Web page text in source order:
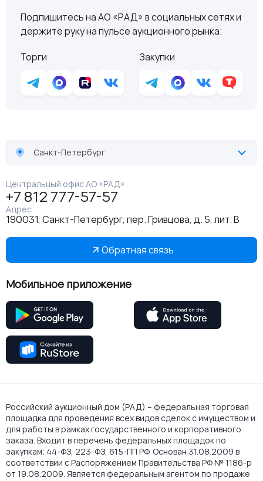
Подпишитесь на АО «РАД» в социальных сетях и
держите руку на пульсе аукционного рынка:
Торги
Закупки
Санкт-Петербург
Центральный офис АО «РАД»
+7 812 777-57-57
Адрес
190031, Санкт-Петербург, пер. Гривцова, д. 5, лит. В
Обратная связь
Мобильное приложение
Российский аукционный дом (РАД) – федеральная торговая
площадка для проведения всех видов сделок с имуществом и
для работы в рамках государственного и корпоративного
заказа. Входит в перечень федеральных площадок по
закупкам: 44-ФЗ, 223-ФЗ, 615-ПП РФ. Основан 31.08.2009 в
соответствии с Распоряжением Правительства РФ № 1186-р
от 19.08.2009. Является федеральным агентом по продаже